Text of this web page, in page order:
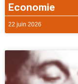
Economie
22 juin 2026